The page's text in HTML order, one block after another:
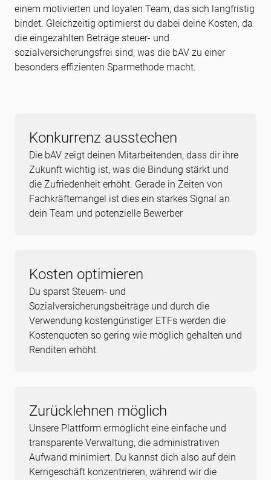
einem motivierten und loyalen Team, das sich langfristig
bindet. Gleichzeitig optimierst du dabei deine Kosten, da
die eingezahlten Beträge steuer- und
sozialversicherungsfrei sind, was die bAV zu einer
besonders effizienten Sparmethode macht.
Konkurrenz ausstechen
Die bAV zeigt deinen Mitarbeitenden, dass dir ihre
Zukunft wichtig ist, was die Bindung stärkt und
die Zufriedenheit erhöht. Gerade in Zeiten von
Fachkräftemangel ist dies ein starkes Signal an
dein Team und potenzielle Bewerber
Kosten optimieren
Du sparst Steuern- und
Sozialversicherungsbeiträge und durch die
Verwendung kostengünstiger ETFs werden die
Kostenquoten so gering wie möglich gehalten und
Renditen erhöht.
Zurücklehnen möglich
Unsere Plattform ermöglicht eine einfache und
transparente Verwaltung, die administrativen
Aufwand minimiert. Du kannst dich also auf dein
Kerngeschäft konzentrieren, während wir die